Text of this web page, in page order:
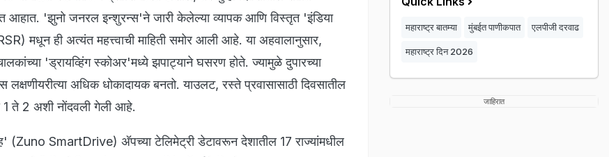
आहात. 'झुनो जनरल इन्शुरन्स'ने जारी केलेल्या व्यापक आणि विस्तृत 'इंडिया
मधून ही अत्यंत महत्त्वाची माहिती समोर आली आहे. या अहवालानुसार,
'ड्रायव्हिंग स्कोअर'मध्ये झपाट्याने घसरण होते. ज्यामुळे दुपारच्या
लक्षणीयरीत्या अधिक धोकादायक बनतो. याउलट, रस्ते प्रवासासाठी दिवसातील
1 ते 2 अशी नोंदवली गेली आहे.
(Zuno SmartDrive) अ‍ॅपच्या टेलिमेट्री डेटावरून देशातील 17 राज्यांमधील
महाराष्ट्र बातम्या मुंबईत पाणीकपात एलपीजी दरवाढ
महाराष्ट्र दिन 2026
जाहिरात